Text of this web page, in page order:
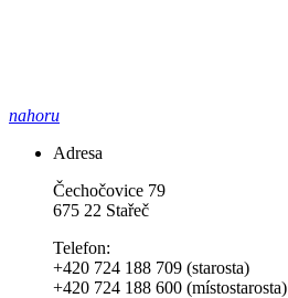
nahoru
Adresa
Čechočovice 79
675 22 Stařeč
Telefon:
+420 724 188 709 (starosta)
+420 724 188 600 (místostarosta)